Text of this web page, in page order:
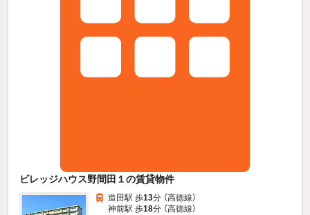
ビレッジハウス野間田１の賃貸物件
造田駅 歩13分 （高徳線）
神前駅 歩18分 （高徳線）